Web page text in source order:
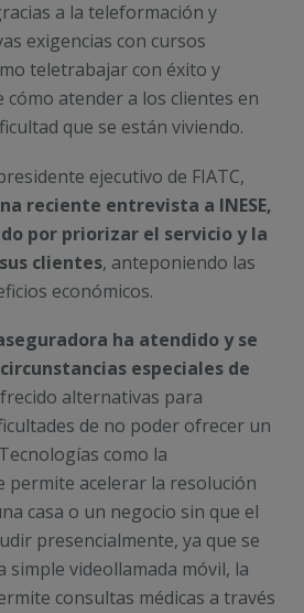
a la teleformación y
exigencias con cursos
teletrabajar con éxito y
atender a los clientes en
que se están viviendo.
ejecutivo de FIATC,
reciente entrevista a INESE,
por priorizar el servicio y la
clientes, anteponiendo las
económicos.
ha atendido y se
especiales de
alternativas para
de no poder ofrecer un
como la
permite acelerar la resolución
casa o un negocio sin que el
presencialmente, ya que se
simple videollamada móvil, la
consultas médicas a través